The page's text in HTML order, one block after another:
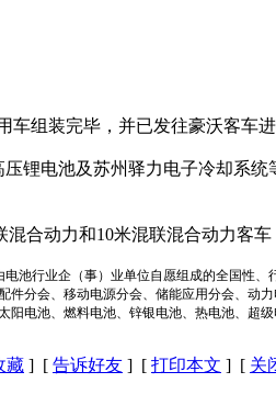
组装完毕，并已发往豪沃客车进
电池及苏州驿力电子冷却系统
动力和10米混联混合动力客车
电池行业企（事）业单位自愿组成的全国
分会、移动电源分会、储能应用分会、动
电池、燃料电池、锌银电池、热电池、超
藏 ] [ 告诉好友 ] [ 打印本文 ] [ 关